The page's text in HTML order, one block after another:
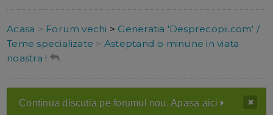
Acasa > Forum vechi > Generatia 'Desprecopii.com' /
Teme specializate > Asteptand o minune in viata
noastra !
Continua discutia pe forumul nou. Apasa aici